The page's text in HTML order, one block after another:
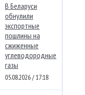
В Беларуси
обнулили
экспортные
пошлины на
сжиженные
углеводородные
газы
05.08.2026 / 17:18